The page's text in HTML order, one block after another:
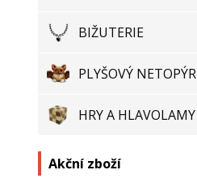
BIŽUTERIE
PLYŠOVÝ NETOPÝR
HRY A HLAVOLAMY
Akční zboží